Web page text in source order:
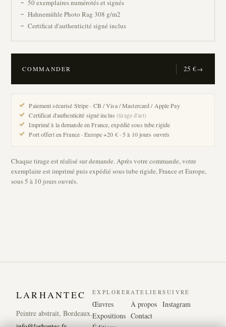
50 exemplaires numérotés et signés
Hahnemühle Photo Rag 308 g/m2
Certificat d'authenticité signé inclus
COMMANDER 25 €→
Paiement sécurisé Stripe · CB / Visa / Mastercard / Apple Pay
Certificat d'authenticité signé inclus(tirage d'art)
Imprimé à la demande en France, expédié sous tube rigide
Port offert en France · Europe +20 € · 5 à 10 jours ouvrés
Chaque tirage est réalisé sur demande. Après votre commande, votre
exemplaire est imprimé puis expédié sous tube rigide, France et Europe,
sous 5 à 10 jours ouvrés.
LARHANTEC
Peintre abstrait, Bordeaux.
EXPLORER
Œuvres
Expositions
ATELIER
À propos
Contact
SUIVRE
Instagram